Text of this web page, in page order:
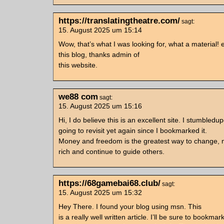
https://translatingtheatre.com/ sagt:
15. August 2025 um 15:14
Wow, that’s what I was looking for, what a material!
this blog, thanks admin of
this website.
we88 com sagt:
15. August 2025 um 15:16
Hi, I do believe this is an excellent site. I
going to revisit yet again since I bookmarked it.
Money and freedom is the greatest way to change,
rich and continue to guide others.
https://68gamebai68.club/ sagt:
15. August 2025 um 15:32
Hey There. I found your blog using msn. This
is a really well written article. I’ll be sure to